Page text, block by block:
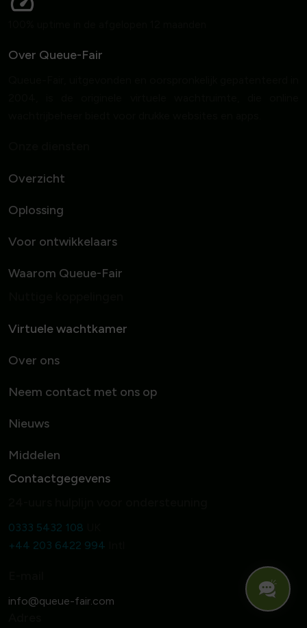
Over Queue-Fair
Overzicht
Oplossing
Voor ontwikkelaars
Waarom Queue-Fair
Virtuele wachtkamer
Over ons
Neem contact met ons op
Nieuws
Middelen
Contactgegevens
0333 5432 108
+44 203 6422 994